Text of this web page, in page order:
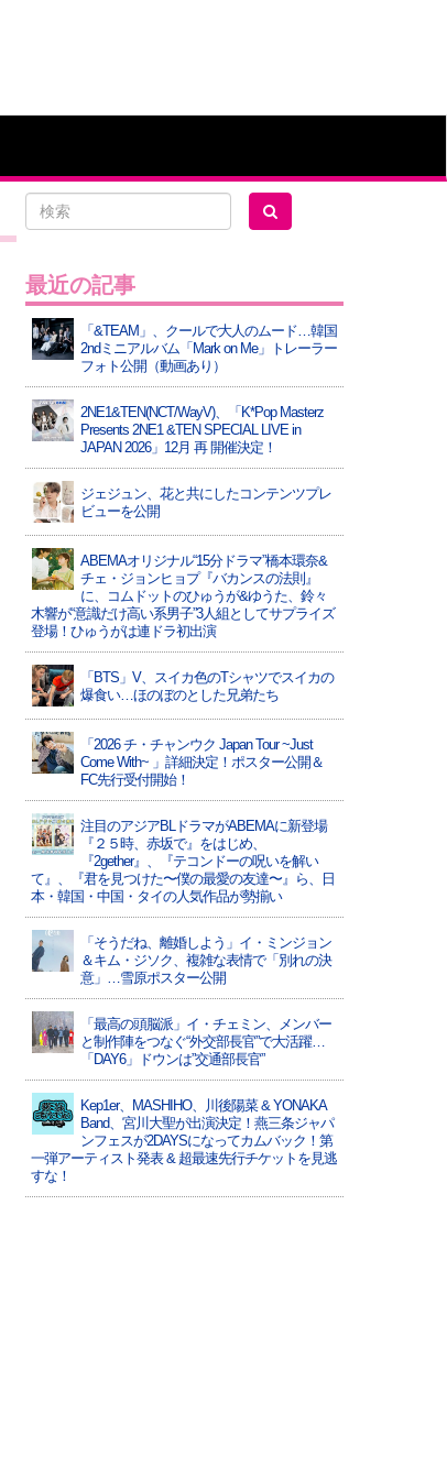
最近の記事
「&TEAM」、クールで大人のムード…韓国
2ndミニアルバム「Mark on Me」トレーラー
フォト公開（動画あり）
2NE1&TEN(NCT/WayV)、「K*Pop Masterz
Presents 2NE1 &TEN SPECIAL LIVE in
JAPAN 2026」12月 再 開催決定！
ジェジュン、花と共にしたコンテンツプレ
ビューを公開
ABEMAオリジナル“15分ドラマ”橋本環奈&
チェ・ジョンヒョプ『バカンスの法則』
に、コムドットのひゅうが&ゆうた、鈴々
木響が“意識だけ高い系男子”3人組としてサプライズ
登場！ひゅうがは連ドラ初出演
「BTS」V、スイカ色のTシャツでスイカの
爆食い…ほのぼのとした兄弟たち
「2026 チ・チャンウク Japan Tour ~Just
Come With~ 」詳細決定！ポスター公開＆
FC先行受付開始！
注目のアジアBLドラマがABEMAに新登場
『２５時、赤坂で』をはじめ、
『2gether』、『テコンドーの呪いを解い
て』、『君を見つけた〜僕の最愛の友達〜』ら、日
本・韓国・中国・タイの人気作品が勢揃い
「そうだね、離婚しよう」イ・ミンジョン
＆キム・ジソク、複雑な表情で「別れの決
意」…雪原ポスター公開
「最高の頭脳派」イ・チェミン、メンバー
と制作陣をつなぐ“外交部長官”で大活躍…
「DAY6」ドウンは”交通部長官”
Kep1er、MASHIHO、川後陽菜 & YONAKA
Band、宮川大聖が出演決定！燕三条ジャパ
ンフェスが2DAYSになってカムバック！第
一弾アーティスト発表 & 超最速先行チケットを見逃
すな！